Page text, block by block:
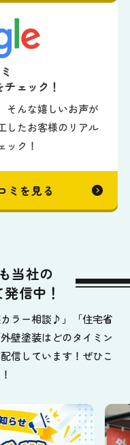
ェック！
そんな嬉しいお声が
したお客様のリアル
ック！
ミを見る
当社の
信中！
ラー相談♪」「住宅省
壁塗装はどのタイミン
信しています！ぜひこ